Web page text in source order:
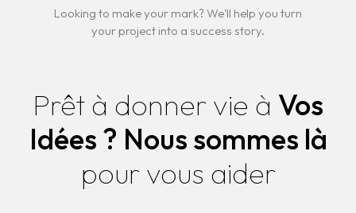
Looking to make your mark? We'll help you turn
your project into a success story.
Prêt à donner vie à Vos
Idées ? Nous sommes là
pour vous aider